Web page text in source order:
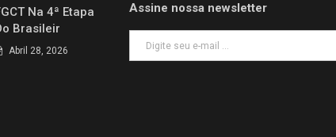
Na 4ª Etapa
Brasileir
Abril 28, 2026
Assine nossa newsletter